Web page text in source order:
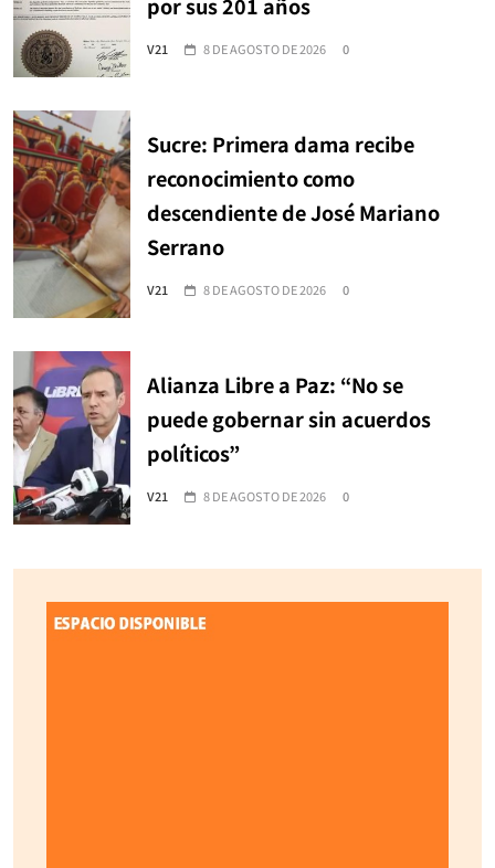
V21 8 DE AGOSTO DE 2026 0
Sucre: Primera dama recibe
reconocimiento como
descendiente de José Mariano
Serrano
V21 8 DE AGOSTO DE 2026 0
Alianza Libre a Paz: “No se
puede gobernar sin acuerdos
políticos”
V21 8 DE AGOSTO DE 2026 0